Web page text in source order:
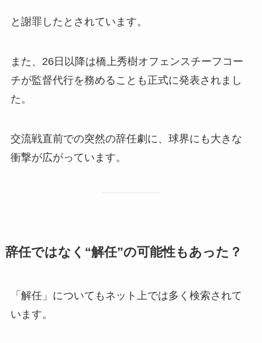
と謝罪したとされています。
また、26日以降は橋上秀樹オフェンスチーフコー
チが監督代行を務めることも正式に発表されまし
た。
交流戦直前での突然の辞任劇に、球界にも大きな
衝撃が広がっています。
辞任ではなく“解任”の可能性もあった？
「解任」についてもネット上では多く検索されて
います。